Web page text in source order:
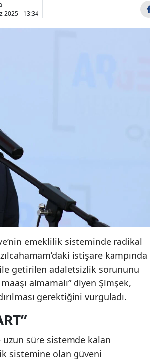
2025 - 13:34
emeklilik sisteminde radikal
istişare kampında
getirilen adaletsizlik sorununu
almamalı” diyen Şimşek,
gerektiğini vurguladı.
süre sistemde kalan
sistemine olan güveni